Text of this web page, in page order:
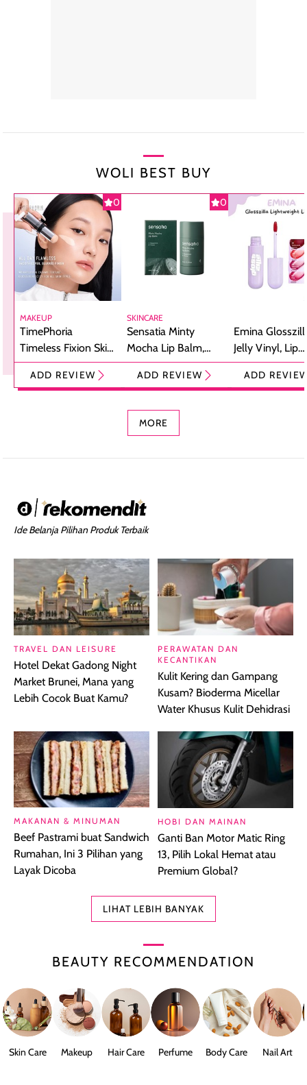
WOLI BEST BUY
0
MAKEUP
TimePhoria
Timeless Fixion Skin
Tint Stick,
Foundation dan
ADD REVIEW
0
SKINCARE
Sensatia Minty
Mocha Lip Balm,
Pelembap Bibir
dengan Aroma
ADD REVIEW
Emina
Jelly Vinyl, Lip
Cream Glossy
Ringan
ADD
MORE
Ide Belanja Pilihan Produk Terbaik
TRAVEL DAN LEISURE
Hotel Dekat Gadong Night
Market Brunei, Mana yang
Lebih Cocok Buat Kamu?
PERAWATAN DAN
KECANTIKAN
Kulit Kering dan Gampang
Kusam? Bioderma Micellar
Water Khusus Kulit Dehidrasi
MAKANAN & MINUMAN
Beef Pastrami buat Sandwich
Rumahan, Ini 3 Pilihan yang
Layak Dicoba
HOBI DAN MAINAN
Ganti Ban Motor Matic Ring
13, Pilih Lokal Hemat atau
Premium Global?
LIHAT LEBIH BANYAK
BEAUTY RECOMMENDATION
Skin Care Makeup Hair Care Perfume Body Care Nail Art